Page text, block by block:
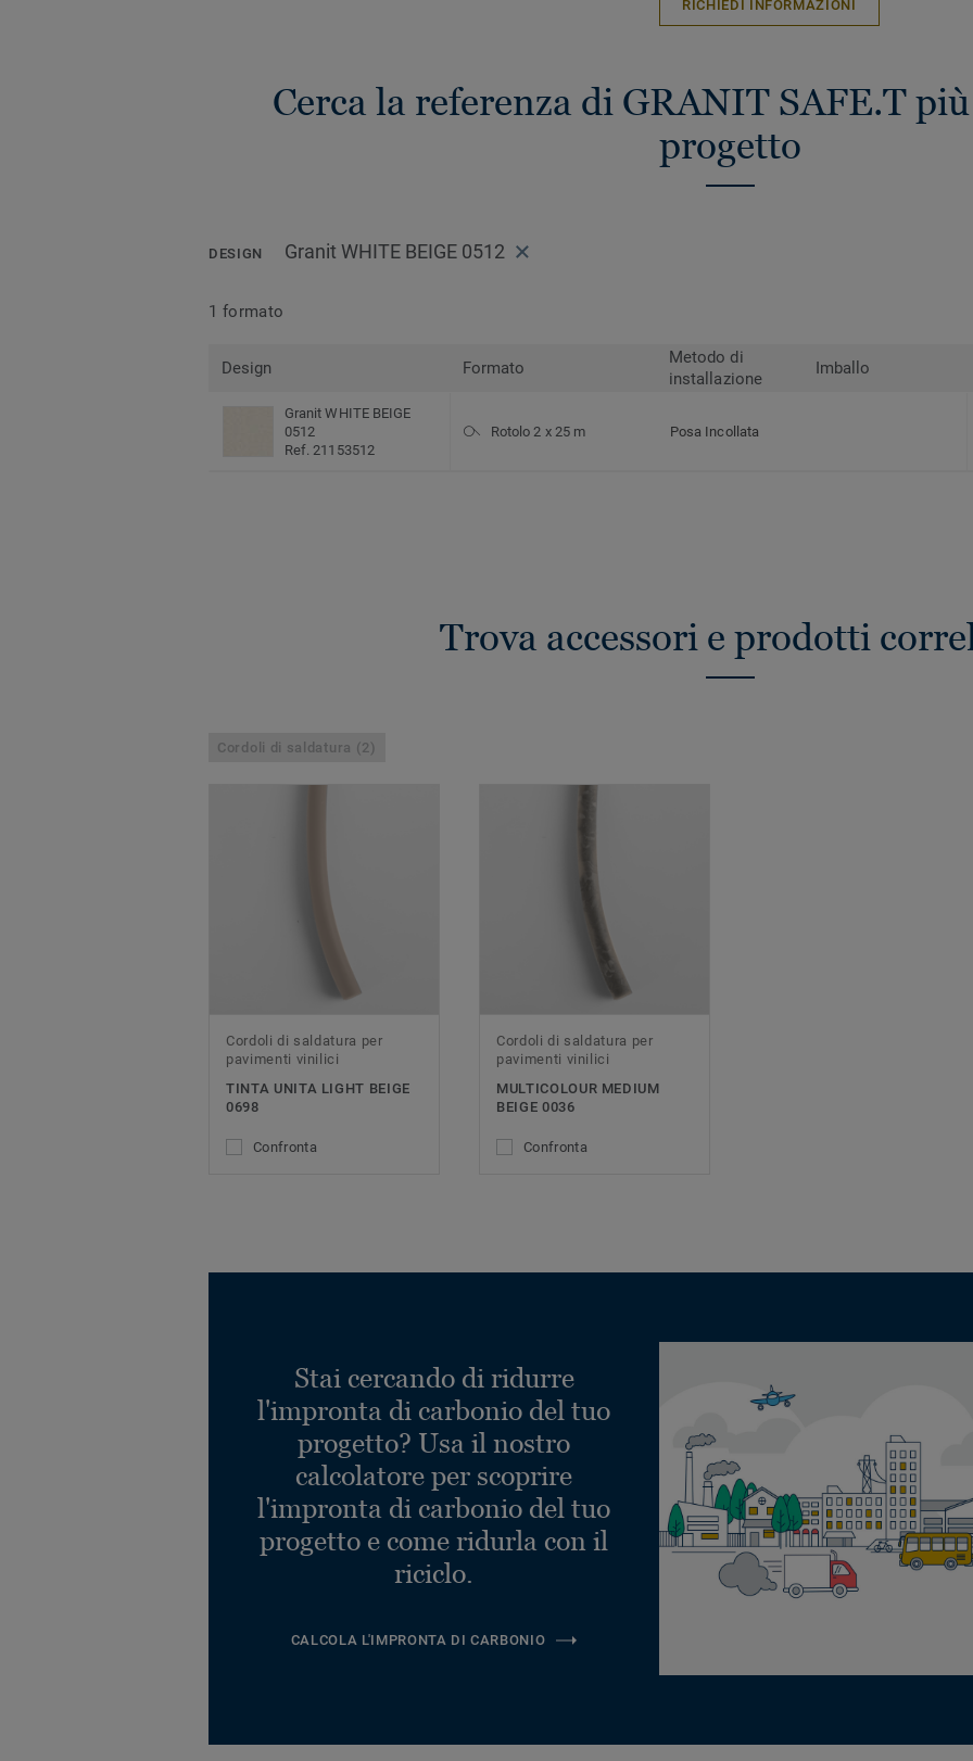
RICHIEDI INFORMAZIONI
Cerca la referenza di GRANIT SAFE.T
progetto
DESIGN Granit WHITE BEIGE 0512
1 formato
Design Formato
Metodo di
installazione
Imballo
Granit WHITE BEIGE
0512
Ref. 21153512
Rotolo 2 x 25 m Posa Incollata
Trova accessori e prodotti
Cordoli di saldatura (2)
Cordoli di saldatura per
pavimenti vinilici
TINTA UNITA LIGHT BEIGE
0698
Confronta
Cordoli di saldatura per
pavimenti vinilici
MULTICOLOUR MEDIUM
BEIGE 0036
Confronta
Stai cercando di ridurre
l'impronta di carbonio del tuo
progetto? Usa il nostro
calcolatore per scoprire
l'impronta di carbonio del tuo
progetto e come ridurla con il
riciclo.
CALCOLA L'IMPRONTA DI CARBONIO